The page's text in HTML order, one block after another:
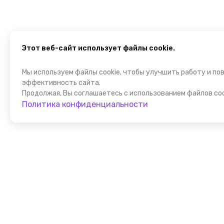
Этот веб-сайт использует файлы cookie.
Мы используем файлы cookie, чтобы улучшить работу и
эффективность сайта.
Продолжая, Вы соглашаетесь с использованием файлов
Политика конфиденциальности